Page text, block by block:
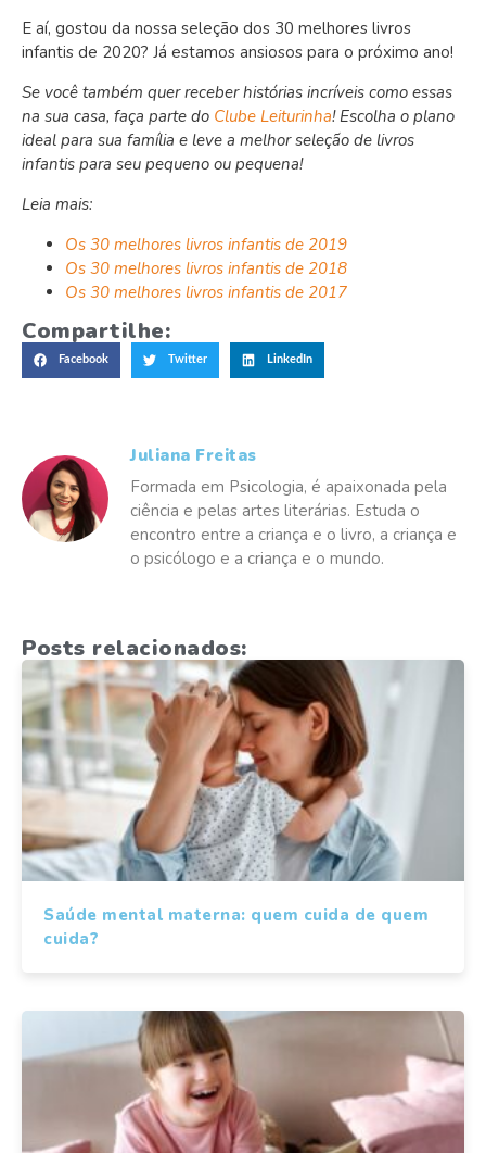
E aí, gostou da nossa seleção dos 30 melhores livros
infantis de 2020? Já estamos ansiosos para o próximo ano!
Se você também quer receber histórias incríveis como essas
na sua casa, faça parte do Clube Leiturinha! Escolha o plano
ideal para sua família e leve a melhor seleção de livros
infantis para seu pequeno ou pequena!
Leia mais:
Os 30 melhores livros infantis de 2019
Os 30 melhores livros infantis de 2018
Os 30 melhores livros infantis de 2017
Compartilhe:
Facebook Twitter LinkedIn
Juliana Freitas
Formada em Psicologia, é apaixonada pela
ciência e pelas artes literárias. Estuda o
encontro entre a criança e o livro, a criança e
o psicólogo e a criança e o mundo.
Posts relacionados:
Saúde mental materna: quem cuida de quem
cuida?